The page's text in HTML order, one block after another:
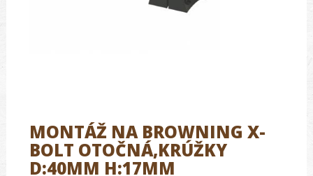
MONTÁŽ NA BROWNING X-
BOLT OTOČNÁ,KRÚŽKY
D:40MM H:17MM